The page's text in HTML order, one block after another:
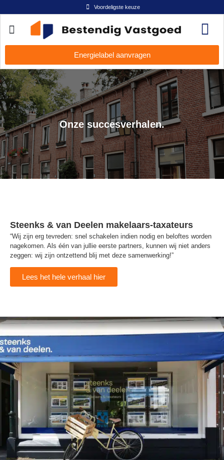
Voordeligste keuze
Energielabel aanvragen
Onze succesverhalen.
Steenks & van Deelen makelaars-taxateurs
“Wij zijn erg tevreden: snel schakelen indien nodig en beloftes worden
nagekomen. Als één van jullie eerste partners, kunnen wij niet anders
zeggen: wij zijn ontzettend blij met deze samenwerking!”
Lees het hele verhaal hier